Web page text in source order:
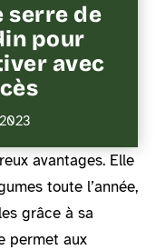
serre de
pour
avec
avantages. Elle
toute l’année,
grâce à sa
permet aux